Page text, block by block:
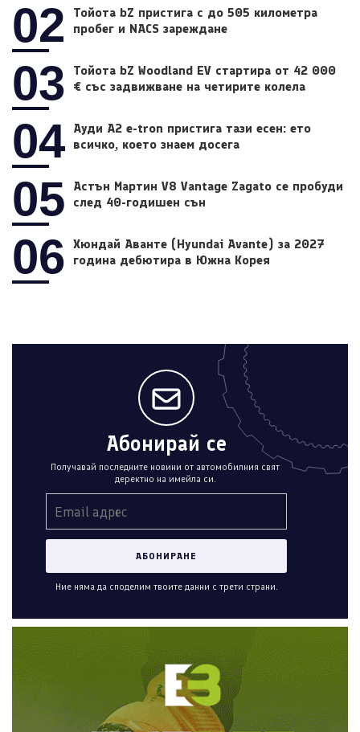
02
Тойота bZ пристига с до 505 километра
пробег и NACS зареждане
03
Тойота bZ Woodland EV стартира от 42 000
€ със задвижване на четирите колела
04 Ауди A2 e-tron пристига тази есен: ето
всичко, което знаем досега
05
Астън Мартин V8 Vantage Zagato се пробуди
след 40-годишен сън
06
Хюндай Аванте (Hyundai Avante) за 2027
година дебютира в Южна Корея
Абонирай се
Получавай последните новини от автомобилния свят
деректно на имейла си.
Ние няма да споделим твоите данни с трети страни.